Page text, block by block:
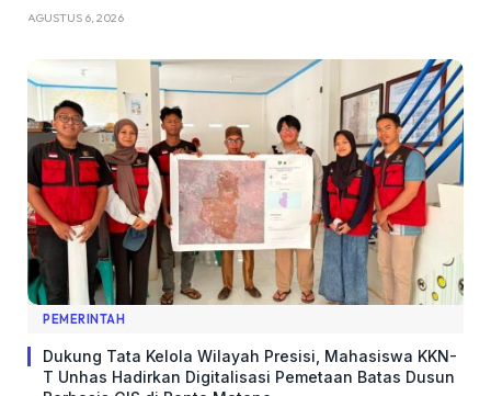
AGUSTUS 6, 2026
PEMERINTAH
Dukung Tata Kelola Wilayah Presisi, Mahasiswa KKN-
T Unhas Hadirkan Digitalisasi Pemetaan Batas Dusun